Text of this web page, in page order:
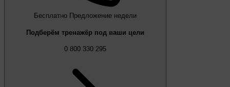
Бесплатно Предложение недели
Подберём тренажёр под ваши цели
0 800 330 295